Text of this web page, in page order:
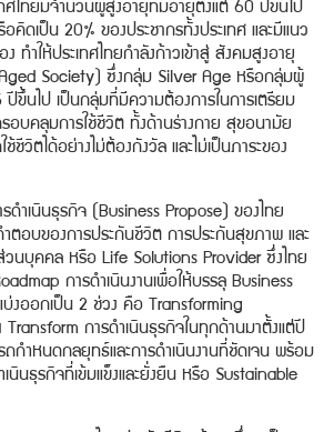
ศไทยมีจำนวนผู้สูงอายุที่มีอายุตั้งแต่ 60 ปีขึ้นไป
ดเป็น 20% ของประชากรทั้งประเทศ และมีแนว
ทำให้ประเทศไทยกำลังก้าวเข้าสู่ สังคมสูงอายุ
Society) ซึ่งกลุ่ม Silver Age หรือกลุ่มผู้
ขึ้นไป เป็นกลุ่มที่มีความต้องการในการเตรียม
อบคลุมการใช้ชีวิต ทั้งด้านร่างกาย สุขอนามัย
ช้ชีวิตได้อย่างไม่ต้องกังวัล และไม่เป็นภาระของ
ำเนินธุรกิจ (Business Propose) ของไทย
ตอบของการประกันชีวิต การประกันสุขภาพ และ
ส่วนบุคคล หรือ Life Solutions Provider ซึ่งไทย
การดำเนินงานเพื่อให้บรรลุ Business
บ่งออกเป็น 2 ช่วง คือ Transforming
การดำเนินธุรกิจในทุกด้านมาตั้งแต่ปี
กำหนดกลยุทธ์และการดำเนินงานที่ชัดเจน พร้อม
เนินธุรกิจที่เข้มแข็งและยั่งยืน หรือ Sustainable